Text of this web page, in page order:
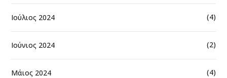
Ιούλιος 2024 (4)
Ιούνιος 2024 (2)
Μάιος 2024 (4)